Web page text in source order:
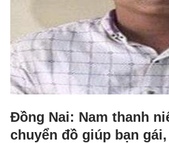
Đồng Nai: Nam thanh
chuyển đồ giúp bạn